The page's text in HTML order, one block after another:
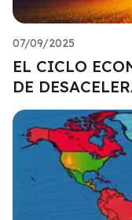
07/09/2025
EL CICLO
DE